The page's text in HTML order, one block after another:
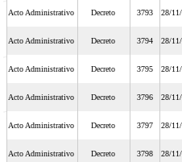
Acto Administrativo Decreto 3793 28/
Acto Administrativo Decreto 3794 28/
Acto Administrativo Decreto 3795 28/
Acto Administrativo Decreto 3796 28/
Acto Administrativo Decreto 3797 28/
Acto Administrativo Decreto 3798 28/